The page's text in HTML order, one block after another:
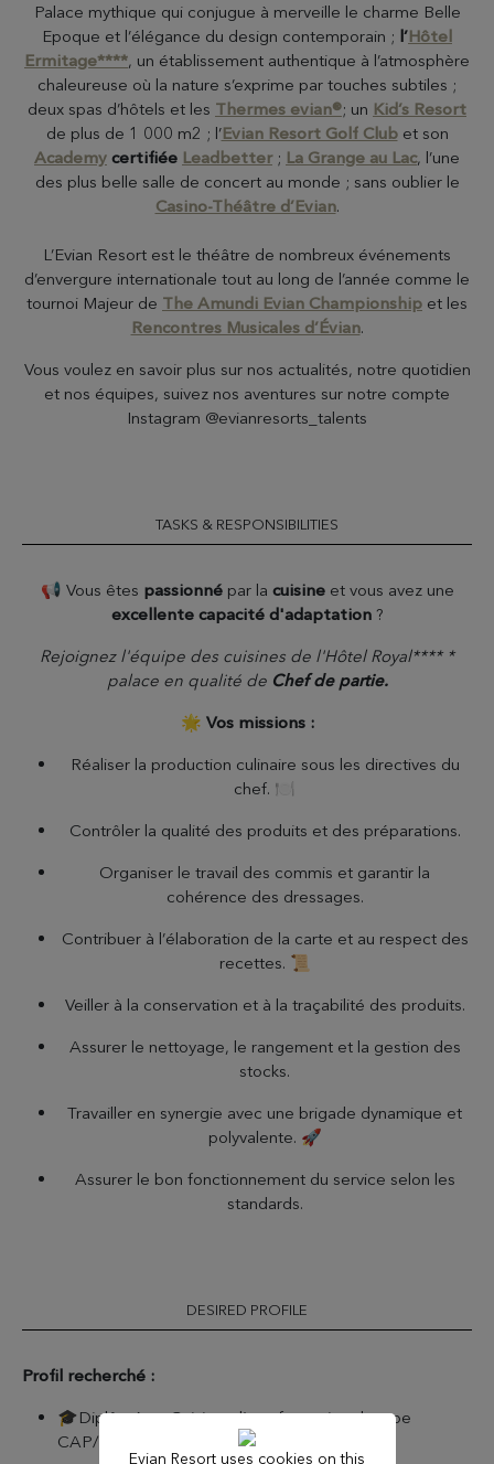
Palace mythique qui conjugue à merveille le charme Belle
Epoque et l’élégance du design contemporain ; l’Hôtel
Ermitage****, un établissement authentique à l’atmosphère
chaleureuse où la nature s’exprime par touches subtiles ;
deux spas d’hôtels et les Thermes evian®; un Kid’s Resort
de plus de 1 000 m2 ; l’Evian Resort Golf Clubet son
Academy certifiée Leadbetter; La Grange au Lac, l’une
des plus belle salle de concert au monde ; sans oublier le
Casino-Théâtre d’Evian.
L’Evian Resort est le théâtre de nombreux événements
d’envergure internationale tout au long de l’année comme le
tournoi Majeur de The Amundi Evian Championship et les
Rencontres Musicales d’Évian.
Vous voulez en savoir plus sur nos actualités, notre quotidien
et nos équipes, suivez nos aventures sur notre compte
Instagram @evianresorts_talents
TASKS & RESPONSIBILITIES
📢 Vous êtes passionné par la cuisineet vous avez une
excellente capacité d'adaptation ?
Rejoignez l'équipe des cuisines de l'Hôtel Royal**** *
palace en qualité de Chef de partie.
🌟 Vos missions :
Réaliser la production culinaire sous les directives du
chef. 🍽️
Contrôler la qualité des produits et des préparations.
Organiser le travail des commis et garantir la
cohérence des dressages.
Contribuer à l’élaboration de la carte et au respect des
recettes. 📜
Veiller à la conservation et à la traçabilité des produits.
Assurer le nettoyage, le rangement et la gestion des
stocks.
Travailler en synergie avec une brigade dynamique et
polyvalente. 🚀
Assurer le bon fonctionnement du service selon les
standards.
DESIRED PROFILE
Profil recherché :
🎓Diplômé en Cuisine, d’une formation de type
CAP/BEP/BAC/ BTS
Evian Resort uses cookies on this